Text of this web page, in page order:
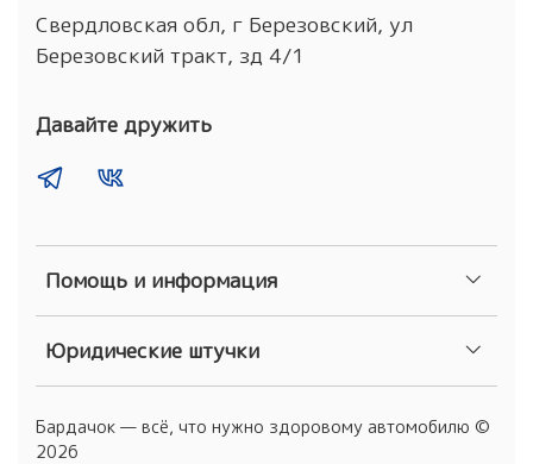
Помощь и информация
Юридические штучки
Свердловская обл, г Березовский, ул
Березовский тракт, зд 4/1
Давайте дружить
Бардачок — всё, что нужно здоровому автомобилю ©
2026